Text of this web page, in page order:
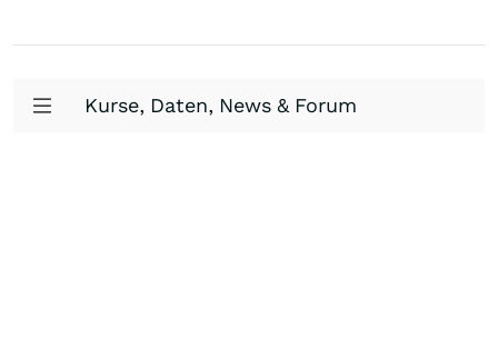
Kurse, Daten, News & Forum